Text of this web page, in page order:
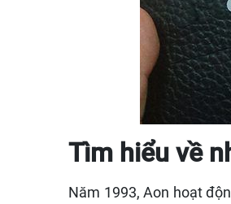
Tìm hiểu về
Năm 1993, Aon hoạt